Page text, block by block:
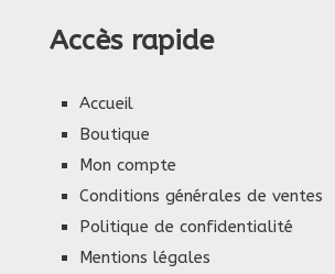
Accès rapide
Accueil
Boutique
Mon compte
Conditions générales de ventes
Politique de confidentialité
Mentions légales